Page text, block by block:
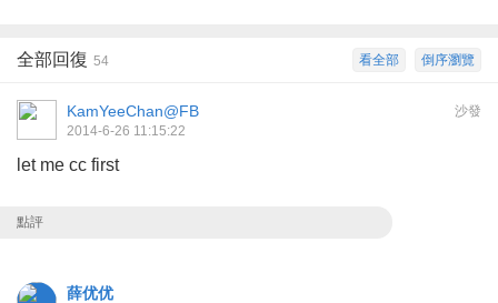
倒序瀏覽
看全部
全部回復 54
沙發
KamYeeChan@FB
2014-6-26 11:15:22
let me cc first
點評
薛优优